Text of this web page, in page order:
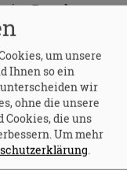
Portale
Es
Zertifikat
aber
um unsere
Ihnen so ein
wir
ohne die unsere
die uns
Um mehr
.